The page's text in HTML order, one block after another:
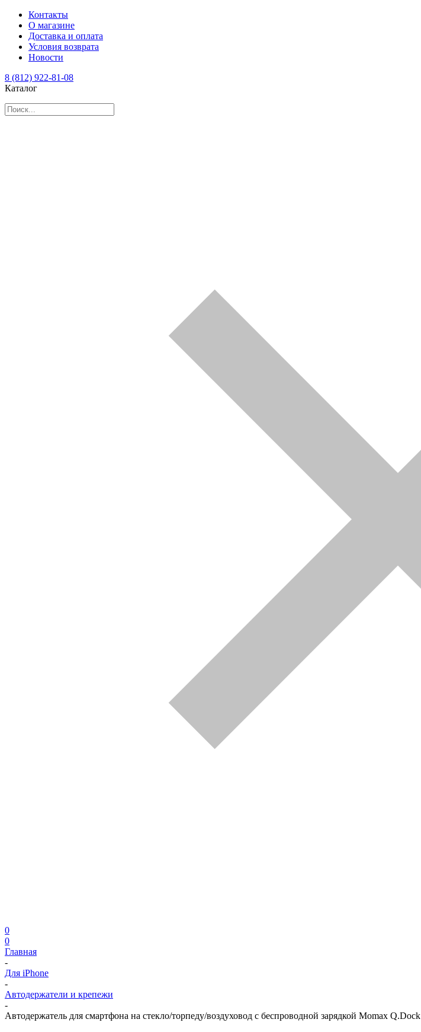
Контакты
О магазине
Доставка и оплата
Условия возврата
Новости
8 (812) 922-81-08
Каталог
0
0
Главная
-
Для iPhone
-
Автодержатели и крепежи
-
Автодержатель для смартфона на стекло/торпеду/воздуховод с беспроводной зарядкой Momax Q.Dock